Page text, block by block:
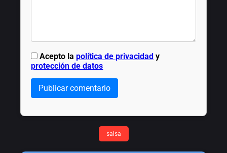
Acepto lapolítica de privacidad y
protección de datos
Publicar comentario
salsa